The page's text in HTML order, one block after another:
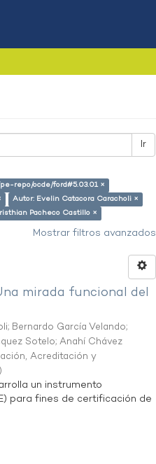
Ir
repo/ocde/ford#5.03.01 ×
Autor: Evelin Catacora Caracholi ×
Pacheco Castillo ×
Mostrar filtros avanzados
mirada funcional del
; Bernardo García Velando;
Sotelo;Anahí Chávez
Acreditación y
)
un instrumento
para fines de certificación de